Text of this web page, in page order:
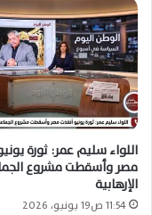
اللواء سليم عمر: ثورة
مصر وأسقطت مشروع
الإرهابية
11:54 ص19 يونيو، 2026